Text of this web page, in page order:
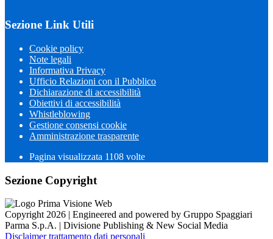
Sezione Link Utili
Cookie policy
Note legali
Informativa Privacy
Ufficio Relazioni con il Pubblico
Dichiarazione di accessibilità
Obiettivi di accessibilità
Whistleblowing
Gestione consensi cookie
Amministrazione trasparente
Pagina visualizzata 1108 volte
Sezione Copyright
Copyright 2026 | Engineered and powered by Gruppo Spaggiari
Parma S.p.A. | Divisione Publishing & New Social Media
Disclaimer trattamento dati personali